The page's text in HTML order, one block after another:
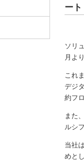
ート
ソリ
月よ
これ
デジ
約フ
また
ルシ
当社
めと